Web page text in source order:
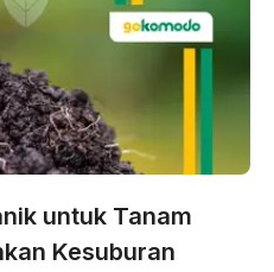
untuk Tanam
Kesuburan